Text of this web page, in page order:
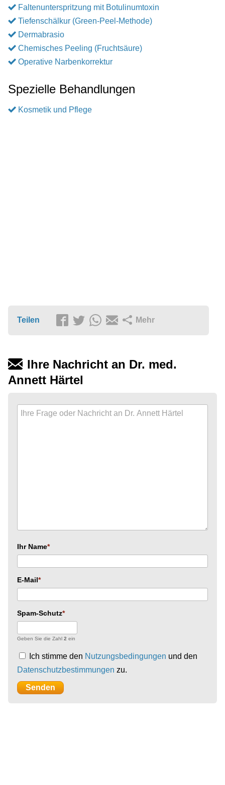
Faltenunterspritzung mit Botulinumtoxin
Tiefenschälkur (Green-Peel-Methode)
Dermabrasio
Chemisches Peeling (Fruchtsäure)
Operative Narbenkorrektur
Spezielle Behandlungen
Kosmetik und Pflege
Teilen Mehr
Ihre Nachricht an Dr. med.
Annett Härtel
Ihr Name
E-Mail
Spam-Schutz
Geben Sie die Zahl 2 ein
Ich stimme den Nutzungsbedingungen und den
Datenschutzbestimmungen zu.